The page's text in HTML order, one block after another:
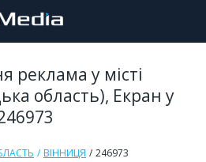
реклама у місті
область), Екран у
ВІННИЦЯ 246973